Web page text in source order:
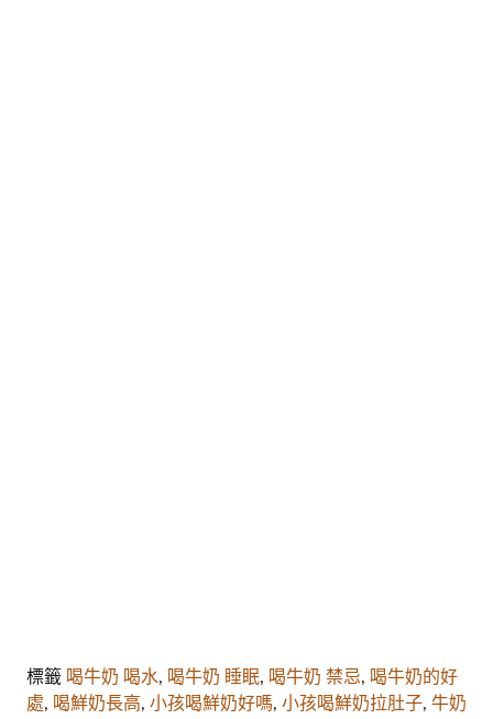
標籤 喝牛奶 喝水, 喝牛奶 睡眠, 喝牛奶 禁忌, 喝牛奶的好
處, 喝鮮奶長高, 小孩喝鮮奶好嗎, 小孩喝鮮奶拉肚子, 牛奶